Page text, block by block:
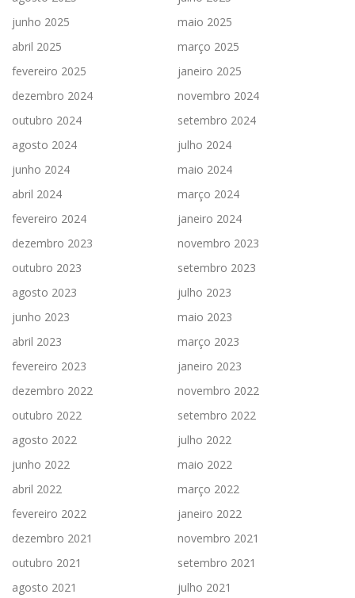
junho 2025
maio 2025
abril 2025
março 2025
fevereiro 2025
janeiro 2025
dezembro 2024
novembro 2024
outubro 2024
setembro 2024
agosto 2024
julho 2024
junho 2024
maio 2024
abril 2024
março 2024
fevereiro 2024
janeiro 2024
dezembro 2023
novembro 2023
outubro 2023
setembro 2023
agosto 2023
julho 2023
junho 2023
maio 2023
abril 2023
março 2023
fevereiro 2023
janeiro 2023
dezembro 2022
novembro 2022
outubro 2022
setembro 2022
agosto 2022
julho 2022
junho 2022
maio 2022
abril 2022
março 2022
fevereiro 2022
janeiro 2022
dezembro 2021
novembro 2021
outubro 2021
setembro 2021
agosto 2021
julho 2021